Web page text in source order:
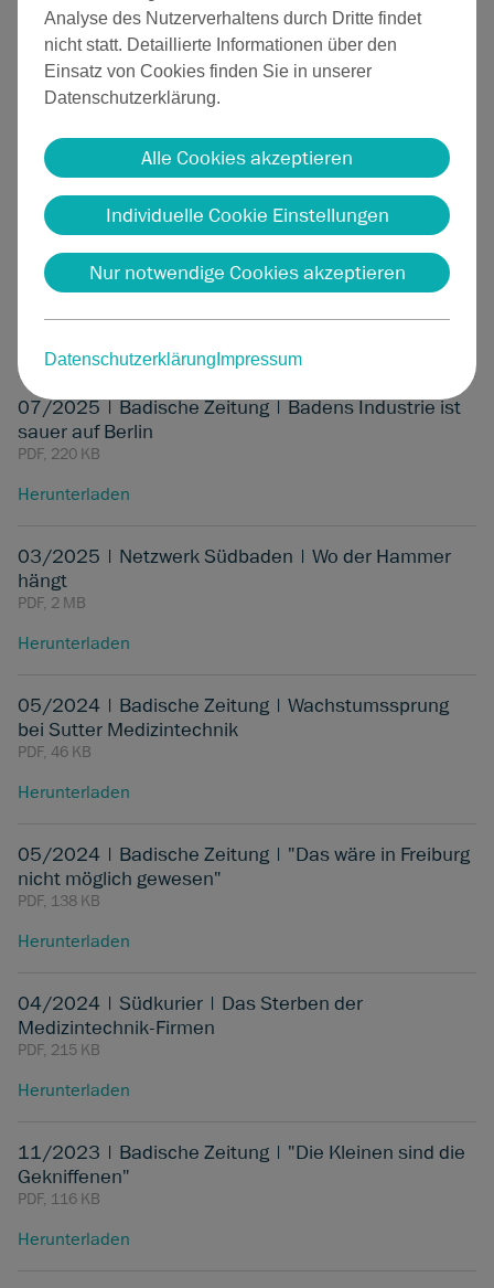
Analyse des Nutzerverhaltens durch Dritte findet
nicht statt. Detaillierte Informationen über den
Einsatz von Cookies finden Sie in unserer
Datenschutzerklärung.
Alle Cookies akzeptieren
Individuelle Cookie Einstellungen
Nur notwendige Cookies akzeptieren
Datenschutzerklärung Impressum
PDF, 306 KB
Herunterladen
Sutter in der Presse
09/2025 | Badische Zeitung | Nach drei Jahren in
Emmendingen muss der Medizintechniker Sutter
schon erweitern
07/2025 | Badische Zeitung | Badens Industrie ist
sauer auf Berlin
PDF, 220 KB
Herunterladen
03/2025 | Netzwerk Südbaden | Wo der Hammer
hängt
PDF, 2 MB
Herunterladen
05/2024 | Badische Zeitung | Wachstumssprung
bei Sutter Medizintechnik
PDF, 46 KB
Herunterladen
05/2024 | Badische Zeitung | "Das wäre in Freiburg
nicht möglich gewesen"
PDF, 138 KB
Herunterladen
04/2024 | Südkurier | Das Sterben der
Medizintechnik-Firmen
PDF, 215 KB
Herunterladen
11/2023 | Badische Zeitung | "Die Kleinen sind die
Gekniffenen"
PDF, 116 KB
Herunterladen